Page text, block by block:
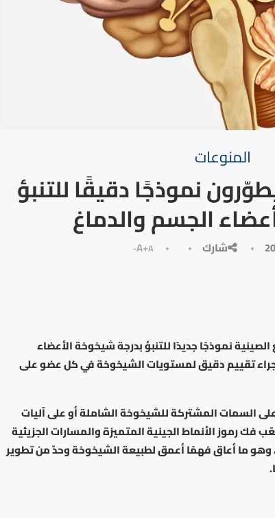
المنوعات
نموذجًا دقيقًا للتنبؤ
الجسم والدماغ
شارك A+A-
نموذجًا جديدًا للتنبؤ بدرجة شيخوخة الأعضاء
إجراء تقييم دقيق لمستويات الشيخوخة في كل عضو على
السمات المشتركة للشيخوخة الشاملة أو على آليات
فك رموز الأنماط الجينية المتميزة والمسارات الجزيئية
وهو ما أعاق فهمًا أعمق لطبيعة الشيخوخة وحدّ من تطوير